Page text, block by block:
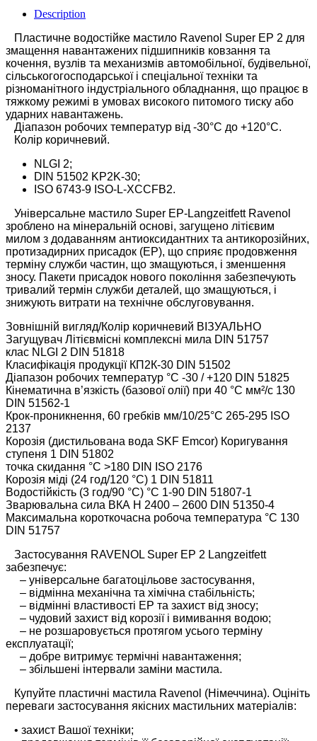
Description
Пластичне водостійке мастило Ravenol Super EP 2 для
змащення навантажених підшипників ковзання та
кочення, вузлів та механизмів автомобільної, будівельної,
сільськогогосподарської і спеціальної техніки та
різноманітного індустріального обладнання, що працює в
тяжкому режимі в умовах високого питомого тиску або
ударних навантажень.
Діапазон робочих температур від -30°C до +120°C.
Колір коричневий.
NLGI 2;
DIN 51502 KP2K-30;
ISO 6743-9 ISO-L-XCCFB2.
Універсальне мастило Super EP-Langzeitfett Ravenol
зроблено на мінеральній основі, загущено літієвим
милом з додаванням антиоксидантних та антикорозійних,
протизадирних присадок (ЕР), що сприяє продовження
терміну служби частин, що змащуються, і зменшення
зносу. Пакети присадок нового покоління забезпечують
тривалий термін служби деталей, що змащуються, і
знижують витрати на технічне обслуговування.
Зовнішній вигляд/Колір коричневий ВІЗУАЛЬНО
Загущувач Літієвмісні комплексні мила DIN 51757
клас NLGI 2 DIN 51818
Класифікація продукції КП2К-30 DIN 51502
Діапазон робочих температур °С -30 / +120 DIN 51825
Кінематична в’язкість (базової олії) при 40 °C мм²/с 130
DIN 51562-1
Крок-проникнення, 60 гребків мм/10/25°C 265-295 ISO
2137
Корозія (дистильована вода SKF Emcor) Коригування
ступеня 1 DIN 51802
точка скидання °С >180 DIN ISO 2176
Корозія міді (24 год/120 °C) 1 DIN 51811
Водостійкість (3 год/90 °C) °C 1-90 DIN 51807-1
Зварювальна сила ВКА Н 2400 – 2600 DIN 51350-4
Максимальна короткочасна робоча температура °C 130
DIN 51757
Застосування RAVENOL Super EP 2 Langzeitfett
забезпечує:
– універсальне багатоцільове застосування,
– відмінна механічна та хімічна стабільність;
– відмінні властивості EP та захист від зносу;
– чудовий захист від корозії і вимивання водою;
– не розшаровується протягом усього терміну
експлуатації;
– добре витримує термічні навантаження;
– збільшені інтервали заміни мастила.
Купуйте пластичні мастила Ravenol (Німеччина). Оцініть
переваги застосування якісних мастильних матеріалів:
• захист Вашої техніки;